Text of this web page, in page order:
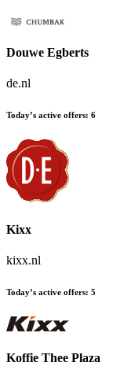
Douwe Egberts
de.nl
Today’s active offers: 6
Kixx
kixx.nl
Today’s active offers: 5
Koffie Thee Plaza